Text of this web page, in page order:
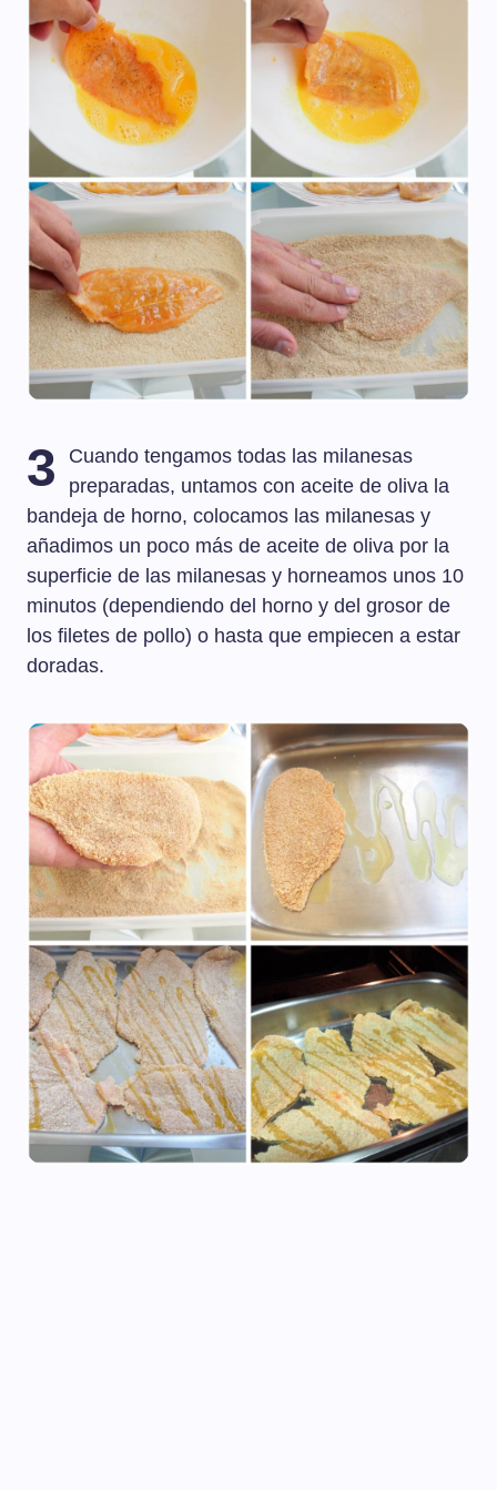
3
Cuando tengamos todas las milanesas
preparadas, untamos con aceite de oliva la
bandeja de horno, colocamos las milanesas y
añadimos un poco más de aceite de oliva por la
superficie de las milanesas y horneamos unos 10
minutos (dependiendo del horno y del grosor de
los filetes de pollo) o hasta que empiecen a estar
doradas.